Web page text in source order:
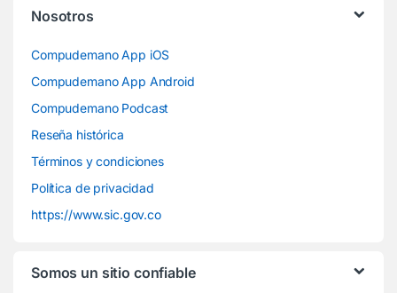
Nosotros
Compudemano App iOS
Compudemano App Android
Compudemano Podcast
Reseña histórica
Términos y condiciones
Política de privacidad
https://www.sic.gov.co
Somos un sitio confiable